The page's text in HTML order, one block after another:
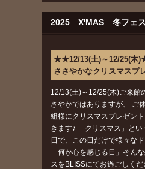
2025 X'MAS 冬フェ
★★12/13(土)～12/25(
ささやかなクリスマスプ
12/13(土)～12/25(木)ご来館
さやかではありますが、 ご
組様にクリスマスプレゼン
きます♪ 「クリスマス」と
日で、この日だけで様々な
「何か心を感じる日」そん
スをBLISSにてお過ごしく